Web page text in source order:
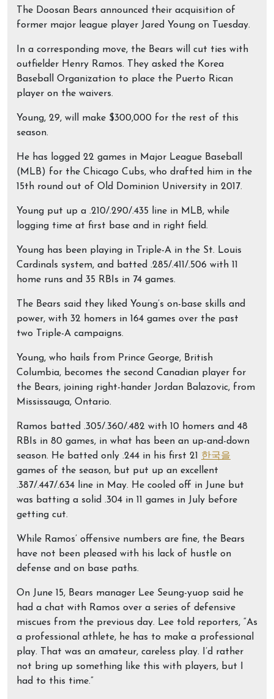
The Doosan Bears announced their acquisition of
former major league player Jared Young on Tuesday.
In a corresponding move, the Bears will cut ties with
outfielder Henry Ramos. They asked the Korea
Baseball Organization to place the Puerto Rican
player on the waivers.
Young, 29, will make $300,000 for the rest of this
season.
He has logged 22 games in Major League Baseball
(MLB) for the Chicago Cubs, who drafted him in the
15th round out of Old Dominion University in 2017.
Young put up a .210/.290/.435 line in MLB, while
logging time at first base and in right field.
Young has been playing in Triple-A in the St. Louis
Cardinals system, and batted .285/.411/.506 with 11
home runs and 35 RBIs in 74 games.
The Bears said they liked Young’s on-base skills and
power, with 32 homers in 164 games over the past
two Triple-A campaigns.
Young, who hails from Prince George, British
Columbia, becomes the second Canadian player for
the Bears, joining right-hander Jordan Balazovic, from
Mississauga, Ontario.
Ramos batted .305/.360/.482 with 10 homers and 48
RBIs in 80 games, in what has been an up-and-down
season. He batted only .244 in his first 21 한국을
games of the season, but put up an excellent
.387/.447/.634 line in May. He cooled off in June but
was batting a solid .304 in 11 games in July before
getting cut.
While Ramos’ offensive numbers are fine, the Bears
have not been pleased with his lack of hustle on
defense and on base paths.
On June 15, Bears manager Lee Seung-yuop said he
had a chat with Ramos over a series of defensive
miscues from the previous day. Lee told reporters, “As
a professional athlete, he has to make a professional
play. That was an amateur, careless play. I’d rather
not bring up something like this with players, but I
had to this time.”